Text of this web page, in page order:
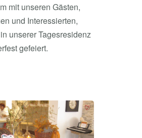
mit unseren Gästen,
und Interessierten,
unserer Tagesresidenz
gefeiert.